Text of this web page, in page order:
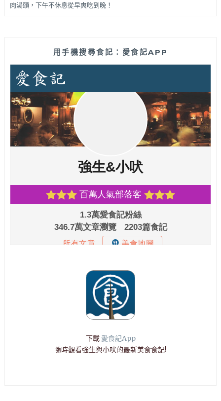
肉湯頭，下午不休息從早爽吃到晚！
用手機搜尋食記：愛食記APP
下載 愛食記App
隨時觀看強生與小吠的最新美食食記!